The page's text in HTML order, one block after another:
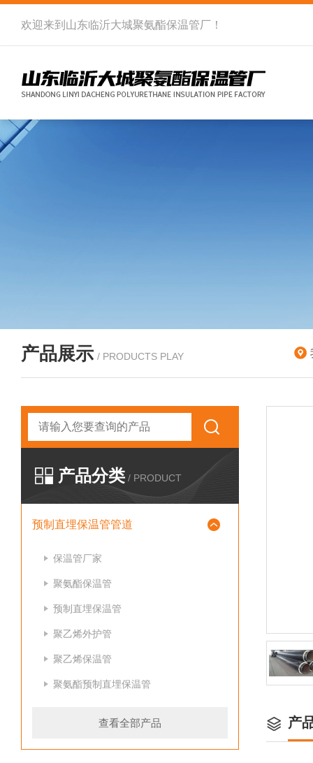
欢迎来到 山东临沂大城聚氨酯保温管厂 ！
产品展示 / PRODUCTS PLAY
产品分类 / PRODUCT
预制直埋保温管管道
保温管厂家
聚氨酯保温管
预制直埋保温管
聚乙烯外护管
聚乙烯保温管
聚氨酯预制直埋保温管
查看全部产品 产